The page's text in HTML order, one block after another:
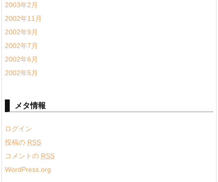
2003年2月
2002年11月
2002年9月
2002年7月
2002年6月
2002年5月
メタ情報
ログイン
投稿の RSS
コメントの RSS
WordPress.org